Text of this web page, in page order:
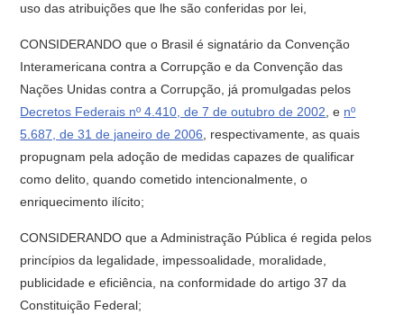
uso das atribuições que lhe são conferidas por lei,
CONSIDERANDO que o Brasil é signatário da Convenção
Interamericana contra a Corrupção e da Convenção das
Nações Unidas contra a Corrupção, já promulgadas pelos
Decretos Federais nº 4.410, de 7 de outubro de 2002 , e nº
5.687, de 31 de janeiro de 2006 , respectivamente, as quais
propugnam pela adoção de medidas capazes de qualificar
como delito, quando cometido intencionalmente, o
enriquecimento ilícito;
CONSIDERANDO que a Administração Pública é regida pelos
princípios da legalidade, impessoalidade, moralidade,
publicidade e eficiência, na conformidade do artigo 37 da
Constituição Federal;